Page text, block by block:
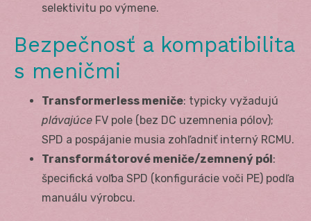
selektivitu po výmene.
Bezpečnosť a kompatibilita
s meničmi
Transformerless meniče: typicky vyžadujú
plávajúce FV pole (bez DC uzemnenia pólov);
SPD a pospájanie musia zohľadniť interný RCMU.
Transformátorové meniče/zemnený pól:
špecifická voľba SPD (konfigurácie voči PE) podľa
manuálu výrobcu.